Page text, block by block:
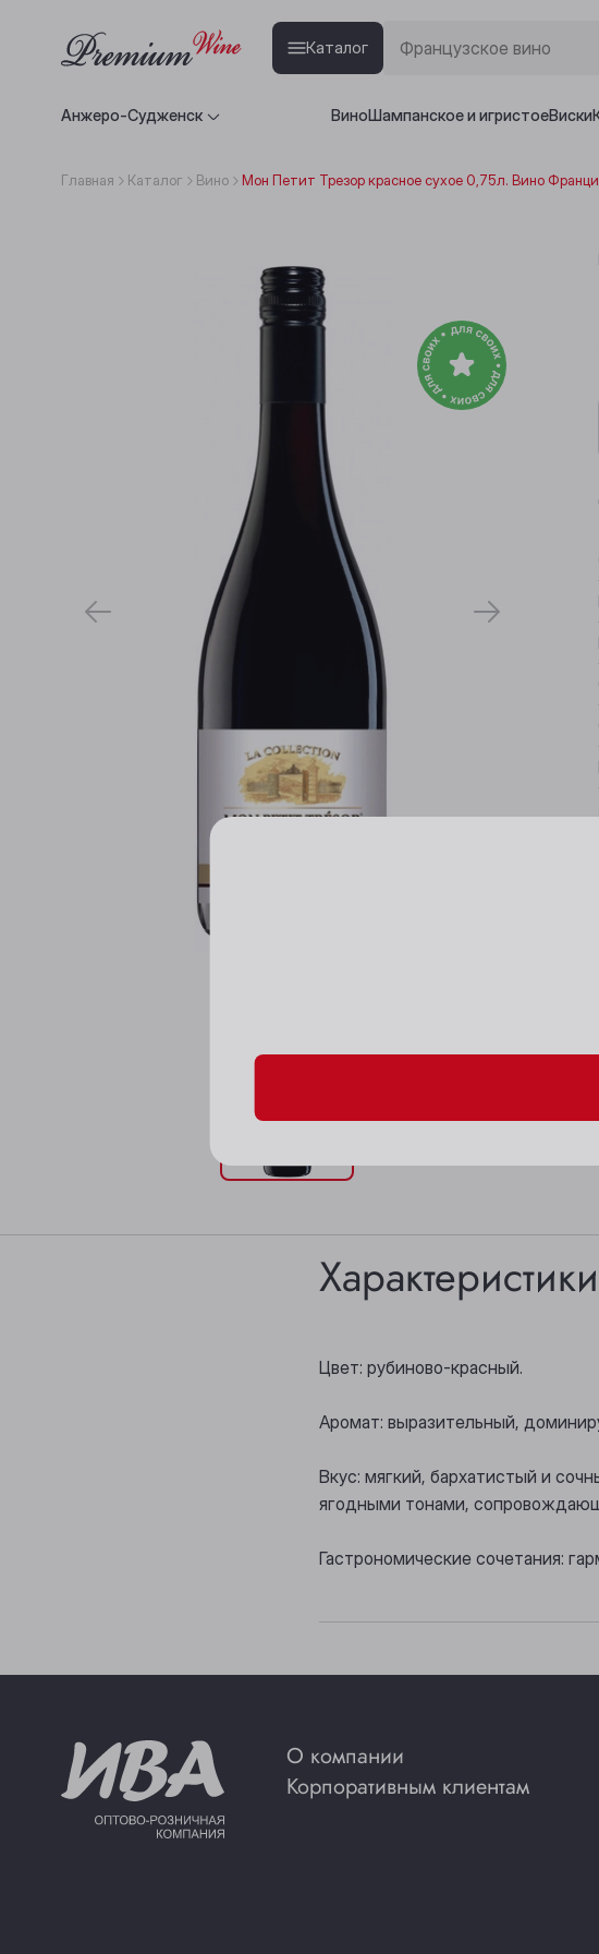
Каталог
Анжеро-Судженск ВиноШампанское и игристоеВиски
Главная Каталог Вино Мон Петит Трезор красное сухое 0,75л. Вино
Характеристики
Цвет: рубиново-красный.
Аромат: выразительный,
Вкус: мягкий, бархатистый и
ягодными тонами,
Гастрономические сочетания:
О компании
Корпоративным клиентам